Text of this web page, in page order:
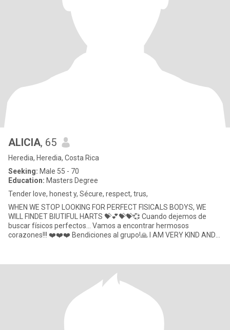
ALICIA, 65
Heredia, Heredia, Costa Rica
Seeking: Male 55 - 70
Education: Masters Degree
Tender love, honest y, Sécure, respect, trus,
WHEN WE STOP LOOKING FOR PERFECT FISICALS BODYS, WE
WILL FINDET BIUTIFUL HARTS 💝💕💝💝💞 Cuando dejemos de
buscar físicos perfectos... Vamos a encontrar hermosos
corazones!!! ❤️❤️❤️ Bendiciones al grupo!🙏 I AM VERY KIND AND